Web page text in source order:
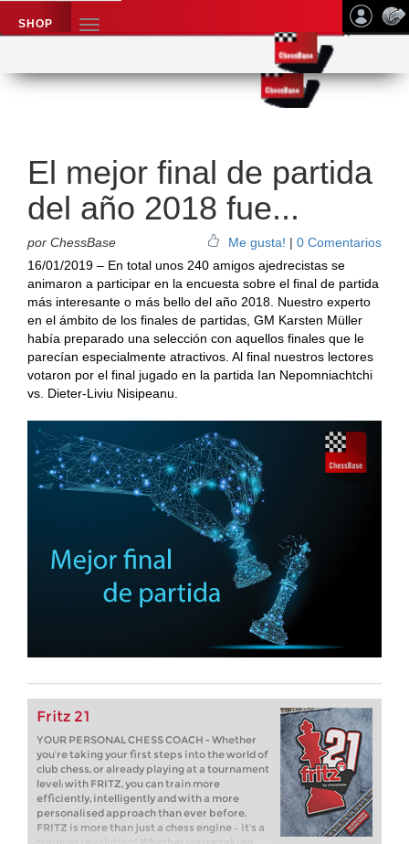
SHOP
TOGGLE
NAVIGATION
Noticias de ajedrez
El mejor final de partida
del año 2018 fue...
por ChessBase Me gusta! | 0 Comentarios
16/01/2019 – En total unos 240 amigos ajedrecistas se
animaron a participar en la encuesta sobre el final de partida
más interesante o más bello del año 2018. Nuestro experto
en el ámbito de los finales de partidas, GM Karsten Müller
había preparado una selección con aquellos finales que le
parecían especialmente atractivos. Al final nuestros lectores
votaron por el final jugado en la partida Ian Nepomniachtchi
vs. Dieter-Liviu Nisipeanu.
Fritz 21
YOUR PERSONAL CHESS COACH - Whether
you’re taking your first steps into the world of
club chess, or already playing at a tournament
level: with FRITZ, you can train more
efficiently, intelligently and with a more
personalised approach than ever before.
FRITZ is more than just a chess engine – it’s a